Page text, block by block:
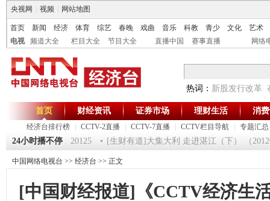
央视网 视频 网站地图
首页 新闻 经济 体育 综艺 春晚 戏曲 音乐 科教 青少 文化
艺术
电视
频道大全 栏目大全 节目大全 直播中国 赛事直播 网络
热词： 新股发行改革
首页
经济台排行榜 CCTV-2直播 CCTV-7直播 CCTV栏目导航 专题汇总
财经资讯 证券市场 理财生活 消
24小时播不停
一时间》 20120125 [生财有道]大集大利 走进湛江（下） （
中国网络电视台 >> 经济台 >> 正文
[中国财经报道]《CCTV经济生